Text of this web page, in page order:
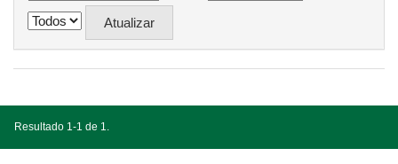
Resultado 1-1 de 1.